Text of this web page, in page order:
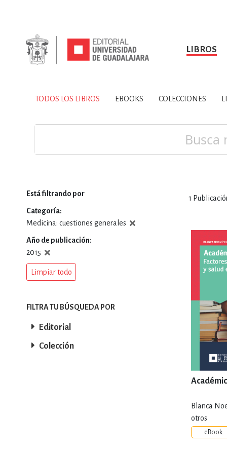
LIBROS
TODOS LOS LIBROS
SOBRE NOSOTROS HISTORIA
CIENCIAS DE LA
DEPORTES Y
ESTILOS DE
INFANTILES,
TODOS LOS LIBROS EBOOKS COLECCIONES
1
Blanca
otros
eBook
Está filtrando por
Categoría
Medicina: cuestiones generales
Año de publicación
2015
Limpiar todo
FILTRA TU BÚSQUEDA POR
Editorial
Colección